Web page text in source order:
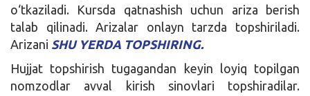
o‘tkaziladi. Kursda qatnashish uchun ariza berish
talab qilinadi. Arizalar onlayn tarzda topshiriladi.
Arizani SHU YERDA TOPSHIRING.
Hujjat topshirish tugagandan keyin loyiq topilgan
nomzodlar avval kirish sinovlari topshiradilar.